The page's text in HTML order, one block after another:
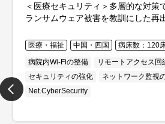
＜医療セキュリティ＞多層的な対策
ランサムウェア被害を教訓にした再
医療・福祉 中国・四国
病床数：120
病院内Wi-Fiの整備
リモートアクセス回
セキュリティの強化
ネットワーク監視
Net.CyberSecurity